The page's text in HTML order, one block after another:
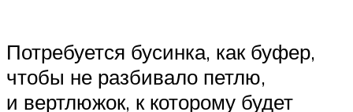
Потребуется бусинка, как буфер,
чтобы не разбивало петлю,
и вертлюжок, к которому будет